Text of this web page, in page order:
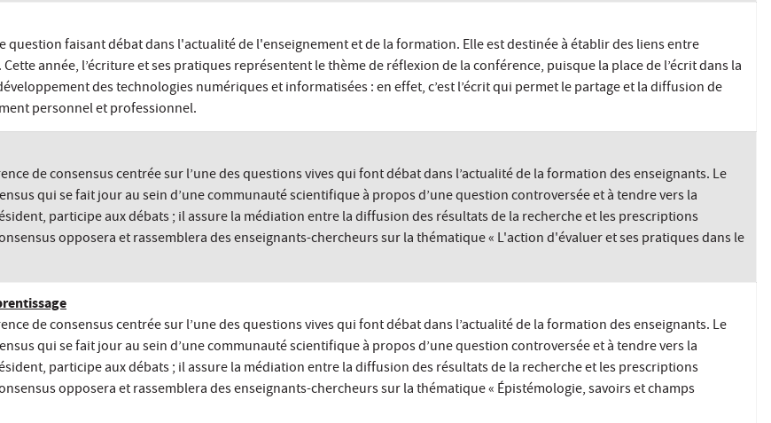
question faisant débat dans l'actualité de l'enseignement et de la formation. Elle est destinée à établir des liens entre
année, l’écriture et ses pratiques représentent le thème de réflexion de la conférence, puisque la place de l’écrit dans la
des technologies numériques et informatisées : en effet, c’est l’écrit qui permet le partage et la diffusion de
personnel et professionnel.
de consensus centrée sur l’une des questions vives qui font débat dans l’actualité de la formation des enseignants. Le
qui se fait jour au sein d’une communauté scientifique à propos d’une question controversée et à tendre vers la
participe aux débats ; il assure la médiation entre la diffusion des résultats de la recherche et les prescriptions
opposera et rassemblera des enseignants-chercheurs sur la thématique « L'action d'évaluer et ses pratiques dans le
de consensus centrée sur l’une des questions vives qui font débat dans l’actualité de la formation des enseignants. Le
qui se fait jour au sein d’une communauté scientifique à propos d’une question controversée et à tendre vers la
participe aux débats ; il assure la médiation entre la diffusion des résultats de la recherche et les prescriptions
opposera et rassemblera des enseignants-chercheurs sur la thématique « Épistémologie, savoirs et champs